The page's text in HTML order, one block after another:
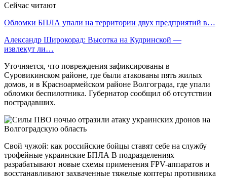
Сейчас читают
Обломки БПЛА упали на территории двух предприятий в…
Александр Широкорад: Высотка на Кудринской —
извлекут ли…
Уточняется, что повреждения зафиксированы в
Суровикинском районе, где были атакованы пять жилых
домов, и в Красноармейском районе Волгограда, где упали
обломки беспилотника. Губернатор сообщил об отсутствии
пострадавших.
Свой чужой: как российские бойцы ставят себе на службу
трофейные украинские БПЛА В подразделениях
разрабатывают новые схемы применения FPV-аппаратов и
восстанавливают захваченные тяжелые коптеры противника